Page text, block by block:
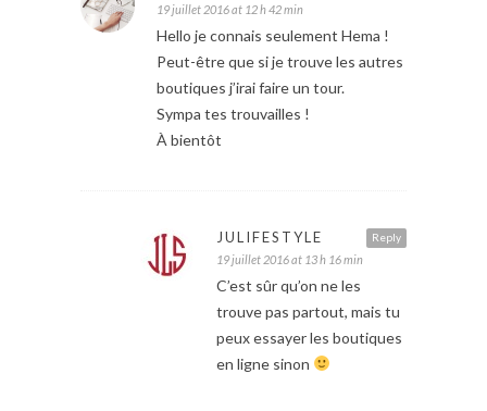
19 juillet 2016 at 12 h 42 min
Hello je connais seulement Hema !
Peut-être que si je trouve les autres
boutiques j’irai faire un tour.
Sympa tes trouvailles !
À bientôt
Reply
JULIFESTYLE
19 juillet 2016 at 13 h 16 min
C’est sûr qu’on ne les
trouve pas partout, mais tu
peux essayer les boutiques
en ligne sinon